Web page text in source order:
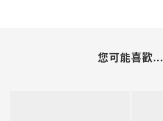
您可能喜歡...